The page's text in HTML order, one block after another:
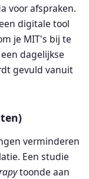
voor afspraken.
digitale tool
je MIT's bij te
dagelijkse
gevuld vanuit
verminderen
Een studie
toonde aan